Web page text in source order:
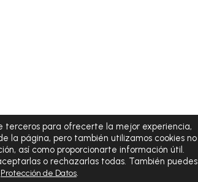
terceros para ofrecerte la mejor experiencia,
la página, pero también utilizamos cookies no
así como proporcionarte información útil.
o rechazarlas todas. También puedes
Protección de Datos.